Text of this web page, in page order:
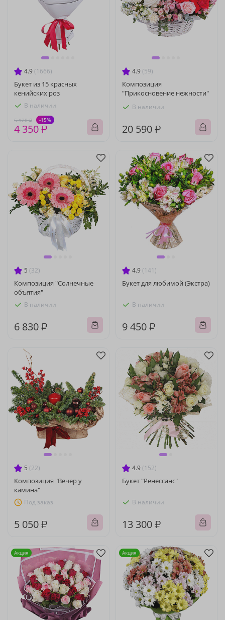
4.9 (1666)
Букет из 15 красных
кенийских роз
В наличии
5 120 ₽ -15%
4 350 ₽
4.9 (59)
Композиция
"Прикосновение нежности"
В наличии
20 590 ₽
5 (32)
Композиция "Солнечные
объятия"
В наличии
6 830 ₽
4.9 (141)
Букет для любимой (Экстра)
В наличии
9 450 ₽
5 (22)
Композиция "Вечер у
камина"
Под заказ
5 050 ₽
4.9 (152)
Букет "Ренессанс"
В наличии
13 300 ₽
Акция Акция